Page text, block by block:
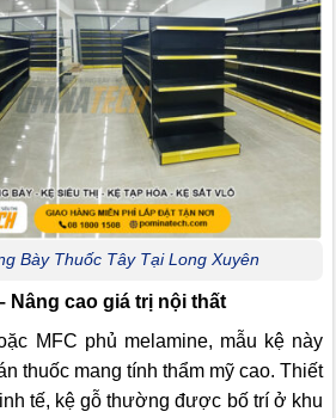
Bày Thuốc Tây Tại Long Xuyên
Nâng cao giá trị nội thất
MFC phủ melamine, mẫu kệ này
thuốc mang tính thẩm mỹ cao. Thiết
tế, kệ gỗ thường được bố trí ở khu